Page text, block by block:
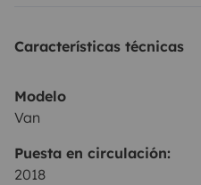
Características técnicas
Modelo
Van
Puesta en circulación:
2018